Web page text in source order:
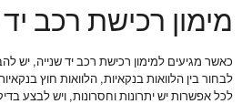
מימון רכישת רכב יד
כאשר מגיעים למימון רכישת רכב יד שנייה, יש
לבחור בין הלוואות בנקאיות, הלוואות חוץ
לכל אפשרות יש יתרונות וחסרונות, ויש לבצע